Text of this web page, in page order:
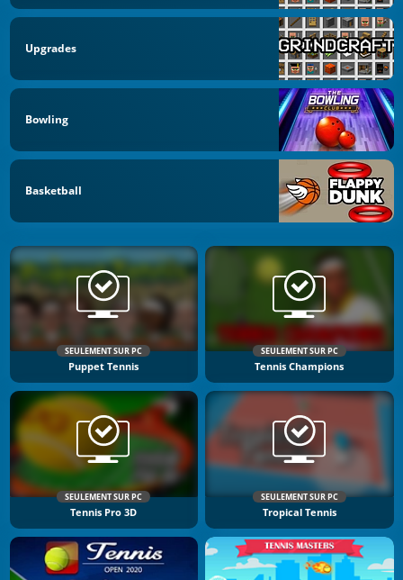
Upgrades
Bowling
Basketball
SEULEMENT SUR PC
Puppet Tennis
SEULEMENT SUR PC
Tennis Champions
SEULEMENT SUR PC
Tennis Pro 3D
SEULEMENT SUR PC
Tropical Tennis